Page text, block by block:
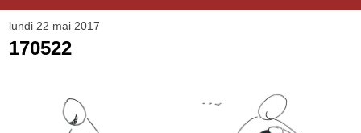
lundi 22 mai 2017
170522